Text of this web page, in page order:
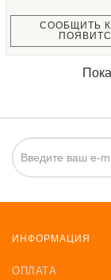
СООБЩИТЬ
ИНФОРМАЦИЯ
ОПЛАТА